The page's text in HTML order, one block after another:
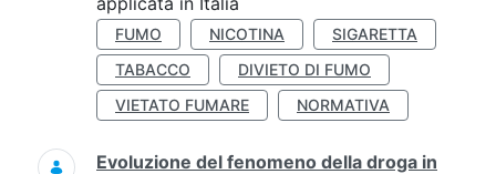
FUMO NICOTINA
SIGARETTA
TABACCO
DIVIETO DI FUMO
VIETATO FUMARE
NORMATIVA
Evoluzione del fenomeno della droga in